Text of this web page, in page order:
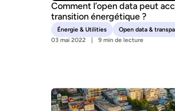
Comment l’open data peut
transition énergétique ?
Énergie & Utilities
Open data &
03 mai 2022
9 min de lecture